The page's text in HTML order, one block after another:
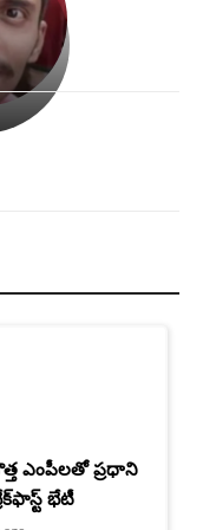
ఎంపీలతో ప్రధాని
భేటీ